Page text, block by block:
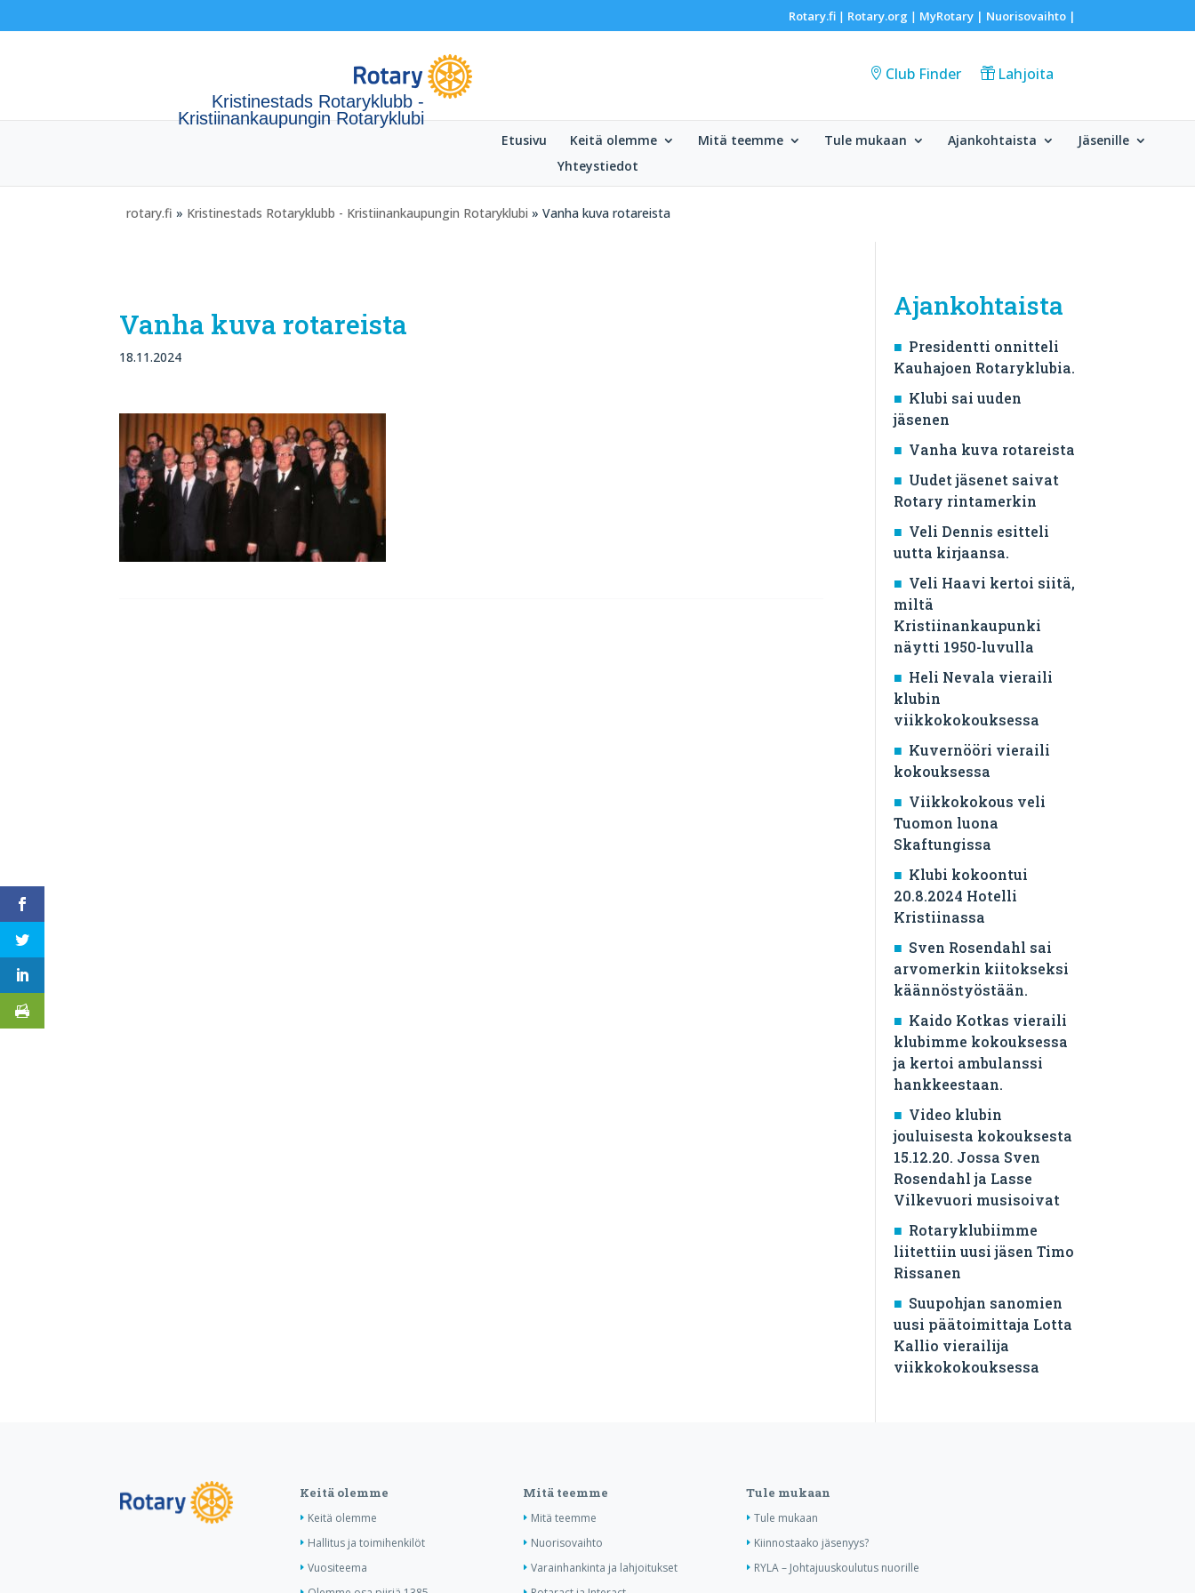
Rotary.fi| Rotary.org | MyRotary | Nuorisovaihto|
Kristinestads Rotaryklubb -
Kristiinankaupungin Rotaryklubi
Club Finder Lahjoita
Etusivu Keitä olemme Mitä teemme Tule mukaan Ajankohtaista
Jäsenille
Yhteystiedot
rotary.fi » Kristinestads Rotaryklubb - Kristiinankaupungin Rotaryklubi » Vanha kuva rotareista
Vanha kuva rotareista
18.11.2024
Ajankohtaista
Presidentti onnitteli
Kauhajoen Rotaryklubia.
Klubi sai uuden
jäsenen
Vanha kuva rotareista
Uudet jäsenet saivat
Rotary rintamerkin
Veli Dennis esitteli
uutta kirjaansa.
Veli Haavi kertoi siitä,
miltä
Kristiinankaupunki
näytti 1950-luvulla
Heli Nevala vieraili
klubin
viikkokokouksessa
Kuvernööri vieraili
kokouksessa
Viikkokokous veli
Tuomon luona
Skaftungissa
Klubi kokoontui
20.8.2024 Hotelli
Kristiinassa
Sven Rosendahl sai
arvomerkin kiitokseksi
käännöstyöstään.
Kaido Kotkas vieraili
klubimme kokouksessa
ja kertoi ambulanssi
hankkeestaan.
Video klubin
jouluisesta kokouksesta
15.12.20. Jossa Sven
Rosendahl ja Lasse
Vilkevuori musisoivat
Rotaryklubiimme
liitettiin uusi jäsen Timo
Rissanen
Suupohjan sanomien
uusi päätoimittaja Lotta
Kallio vierailija
viikkokokouksessa
Keitä olemme
Keitä olemme
Hallitus ja toimihenkilöt
Vuositeema
Mitä teemme
Mitä teemme
Nuorisovaihto
Varainhankinta ja lahjoitukset
Tule mukaan
Tule mukaan
Kiinnostaako jäsenyys?
RYLA – Johtajuuskoulutus nuorille